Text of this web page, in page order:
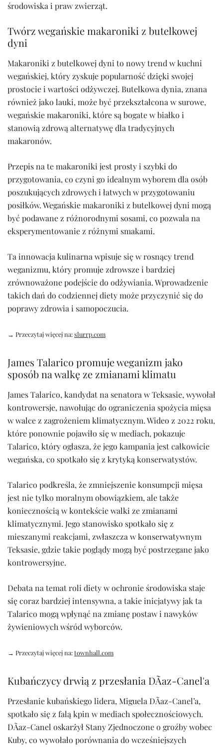
środowiska i praw zwierząt.
Twórz wegańskie makaroniki z butelkowej
dyni
Makaroniki z butelkowej dyni to nowy trend w kuchni
wegańskiej, który zyskuje popularność dzięki swojej
prostocie i wartości odżywczej. Butelkowa dynia, znana
również jako lauki, może być przekształcona w surowe,
wegańskie makaroniki, które są bogate w białko i
stanowią zdrową alternatywę dla tradycyjnych
makaronów.
Przepis na te makaroniki jest prosty i szybki do
przygotowania, co czyni go idealnym wyborem dla osób
poszukujących zdrowych i łatwych w przygotowaniu
posiłków. Wegańskie makaroniki z butelkowej dyni mogą
być podawane z różnorodnymi sosami, co pozwala na
eksperymentowanie z różnymi smakami.
Ta innowacja kulinarna wpisuje się w rosnący trend
weganizmu, który promuje zdrowsze i bardziej
zrównoważone podejście do odżywiania. Wprowadzenie
takich dań do codziennej diety może przyczynić się do
poprawy zdrowia i samopoczucia.
→ Przeczytaj więcej na:slurrp.com
James Talarico promuje weganizm jako
sposób na walkę ze zmianami klimatu
James Talarico, kandydat na senatora w Teksasie, wywołał
kontrowersje, nawołując do ograniczenia spożycia mięsa
w walce z zagrożeniem klimatycznym. Wideo z 2022 roku,
które ponownie pojawiło się w mediach, pokazuje
Talarico, który ogłasza, że jego kampania jest całkowicie
wegańska, co spotkało się z krytyką konserwatystów.
Talarico podkreśla, że zmniejszenie konsumpcji mięsa
jest nie tylko moralnym obowiązkiem, ale także
koniecznością w kontekście walki ze zmianami
klimatycznymi. Jego stanowisko spotkało się z
mieszanymi reakcjami, zwłaszcza w konserwatywnym
Teksasie, gdzie takie poglądy mogą być postrzegane jako
kontrowersyjne.
Debata na temat roli diety w ochronie środowiska staje
się coraz bardziej intensywna, a takie inicjatywy jak ta
Talarico mogą wpłynąć na zmianę postaw i nawyków
żywieniowych wśród wyborców.
→ Przeczytaj więcej na:townhall.com
Kubańczycy drwią z przesłania DÃ­az-Canel'a
Przesłanie kubańskiego lidera, Miguela DÃ­az-Canel’a,
spotkało się z falą kpin w mediach społecznościowych.
DÃ­az-Canel oskarżył Stany Zjednoczone o groźby wobec
Kuby, co wywołało porównania do wcześniejszych